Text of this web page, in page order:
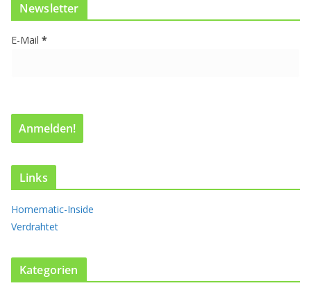
t
f
D
O
t
n
Newsletter
E-Mail *
Links
Homematic-Inside
Verdrahtet
Kategorien